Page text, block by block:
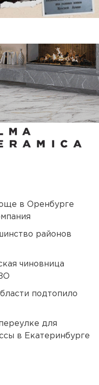
в Оренбурге
районов
чиновница
подтопило
для
в Екатеринбурге